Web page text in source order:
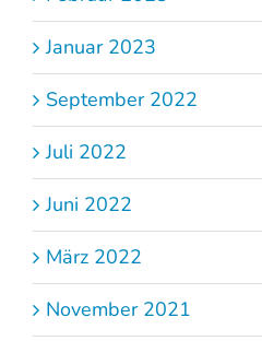
Januar 2023
September 2022
Juli 2022
Juni 2022
März 2022
November 2021